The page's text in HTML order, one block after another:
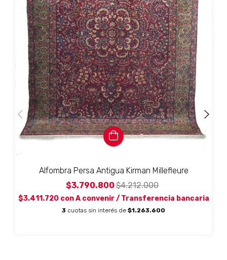
Alfombra Persa Antigua Kirman Millefleure
$3.790.800 $4.212.000
$3.411.720 con A convenir / Transferencia bancaria
3 cuotas sin interés de $1.263.600